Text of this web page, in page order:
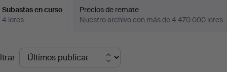
Subastas en curso
4 lotes
Precios de remate
Nuestro archivo con más de 4 470 000 lotes